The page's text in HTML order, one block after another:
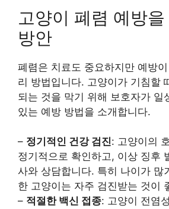
고양이 폐렴 예방
방안
폐렴은 치료도 중요하지만 예방
리 방법입니다. 고양이가 기침할
되는 것을 막기 위해 보호자가 일
있는 예방 방법을 소개합니다.
– 정기적인 건강 검진: 고양이의
정기적으로 확인하고, 이상 징후
사와 상담합니다. 특히 나이가 많
한 고양이는 자주 검진받는 것이
– 적절한 백신 접종: 고양이 전염